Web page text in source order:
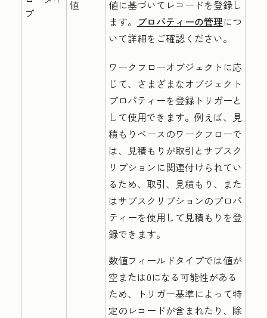
プ
値
値に基づいてレコードを登録し
ます。 プロパティーの管理につ
いて詳細をご確認ください。
ワークフローオブジェクトに応
じて、さまざまなオブジェクト
プロパティーを登録トリガーと
して使用できます。例えば、見
積もりベースのワークフローで
は、見積もりが取引とサブスク
リプションに関連付けられてい
るため、取引、見積もり、また
はサブスクリプションのプロパ
ティーを使用して見積もりを登
録できます。
数値フィールドタイプでは値が
空または0になる可能性がある
ため、トリガー基準によって特
定のレコードが含まれたり、除